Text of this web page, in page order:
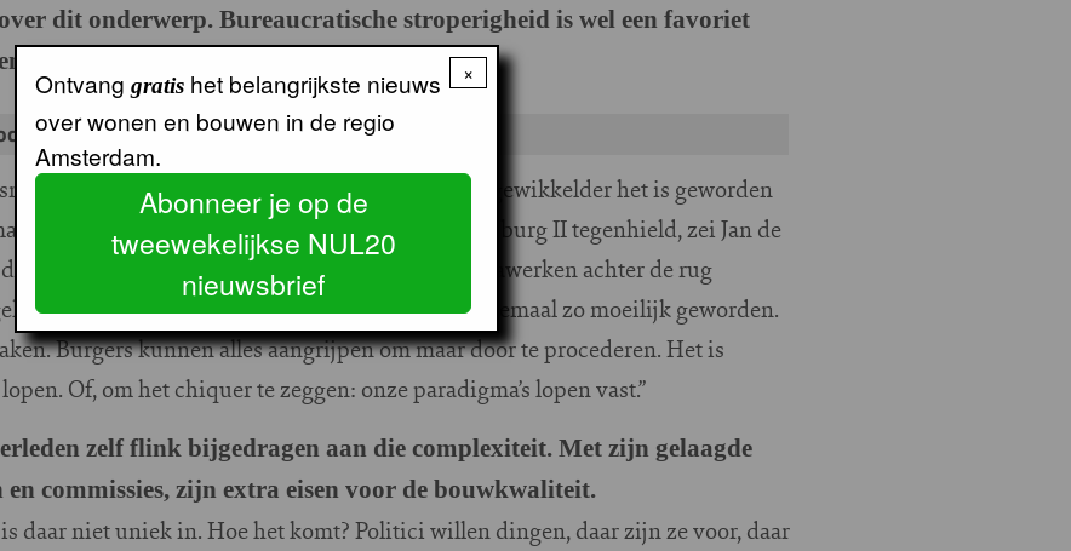
dit onderwerp. Bureaucratische stroperigheid is wel een favoriet
grondprijs wordt afgeschaft”
Ik zit hier nu twaalf jaar. Als je ziet hoeveel ingewikkelder het is geworden
door. Toen de Raad van State de plannen van IJburg II tegenhield, zei Jan de
Federatie, dat het maar goed was dat we de Deltawerken achter de rug
in het Nederland van nu. Zo is het. Het is allemaal zo moeilijk geworden.
Burgers kunnen alles aangrijpen om maar door te procederen. Het is
Of, om het chiquer te zeggen: onze paradigma’s lopen vast.”
zelf flink bijgedragen aan die complexiteit. Met zijn gelaagde
en commissies, zijn extra eisen voor de bouwkwaliteit.
daar niet uniek in. Hoe het komt? Politici willen dingen, daar zijn ze voor, daar
×
Ontvang gratis het belangrijkste nieuws
over wonen en bouwen in de regio
Amsterdam.
Abonneer je op de
tweewekelijkse NUL20
nieuwsbrief